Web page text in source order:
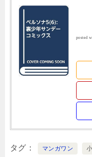
posted
タグ マンガワン